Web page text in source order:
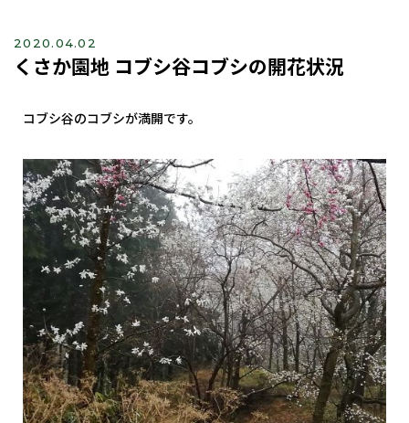
2020.04.02
くさか園地 コブシ谷コブシの開花状況
コブシ谷のコブシが満開です。